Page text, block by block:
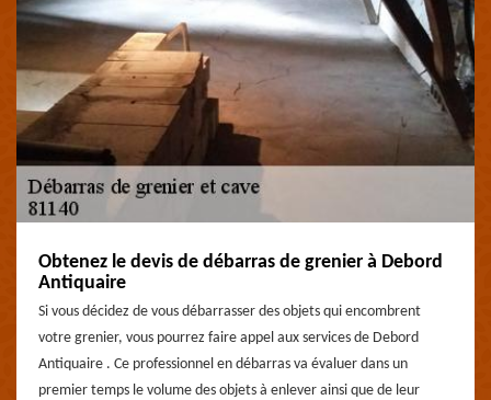
Obtenez le devis de débarras de grenier à Debord
Antiquaire
Si vous décidez de vous débarrasser des objets qui encombrent
votre grenier, vous pourrez faire appel aux services de Debord
Antiquaire . Ce professionnel en débarras va évaluer dans un
premier temps le volume des objets à enlever ainsi que de leur